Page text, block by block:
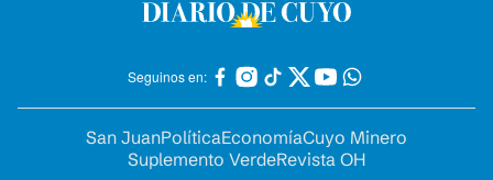
Seguinos en:
San JuanPolíticaEconomíaCuyo Minero
Suplemento VerdeRevista OH